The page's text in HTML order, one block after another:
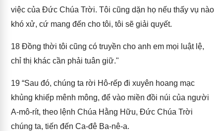
việc của Đức Chúa Trời. Tôi cũng dặn họ nếu thấy vụ nào
khó xử, cứ mang đến cho tôi, tôi sẽ giải quyết.
18 Đồng thời tôi cũng có truyền cho anh em mọi luật lệ,
chỉ thị khác cần phải tuân giữ."
19 “Sau đó, chúng ta rời Hô-rếp đi xuyên hoang mạc
khủng khiếp mênh mông, để vào miền đồi núi của người
A-mô-rít, theo lệnh Chúa Hằng Hữu, Đức Chúa Trời
chúng ta, tiến đến Ca-đê Ba-nê-a.